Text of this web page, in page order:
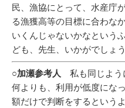
民、漁協にとって、水産庁
る漁獲高等の目標に合わな
いくんじゃないかなという
ども、先生、いかがでしょう
○加瀬参考人
私も同じよう
何よりも、利用が低度にな
額だけで判断をするという